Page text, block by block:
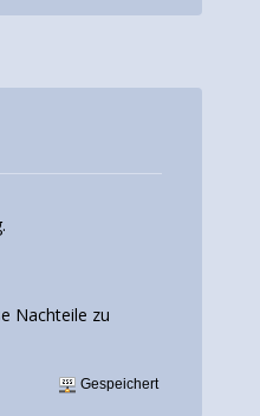
Nachteile zu
Gespeichert